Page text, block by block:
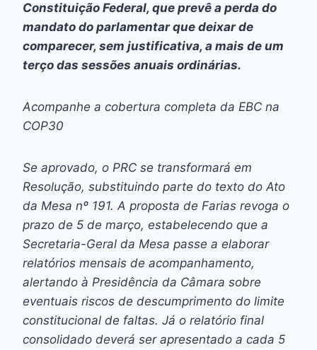
Constituição Federal, que prevê a perda do
mandato do parlamentar que deixar de
comparecer, sem justificativa, a mais de um
terço das sessões anuais ordinárias.
Acompanhe a cobertura completa da EBC na
COP30
Se aprovado, o PRC se transformará em
Resolução, substituindo parte do texto do Ato
da Mesa nº 191. A proposta de Farias revoga o
prazo de 5 de março, estabelecendo que a
Secretaria-Geral da Mesa passe a elaborar
relatórios mensais de acompanhamento,
alertando à Presidência da Câmara sobre
eventuais riscos de descumprimento do limite
constitucional de faltas. Já o relatório final
consolidado deverá ser apresentado a cada 5